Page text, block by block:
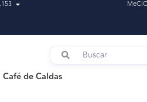
Café de Caldas